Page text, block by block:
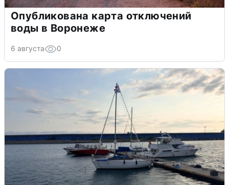
Опубликована карта отключений
воды в Воронеже
6 августа 0